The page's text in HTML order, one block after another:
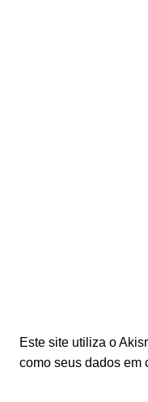
Este site utiliza o
como seus dados em